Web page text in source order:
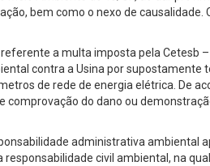
bem como o nexo de causalidade.
a multa imposta pela Cetesb –
contra a Usina por supostamente
de rede de energia elétrica. De
comprovação do dano ou
administrativa ambiental
civil ambiental, na